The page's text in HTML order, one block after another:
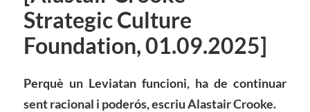
Strategic Culture
Foundation, 01.09.2025]
Perquè un Leviatan funcioni, ha de continuar
sent racional i poderós, escriu Alastair Crooke.